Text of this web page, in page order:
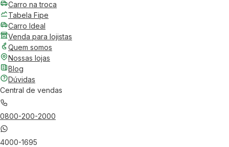
Carro na troca
Tabela Fipe
Carro Ideal
Venda para lojistas
Quem somos
Nossas lojas
Blog
Dúvidas
Central de vendas
0800-200-2000
4000-1695